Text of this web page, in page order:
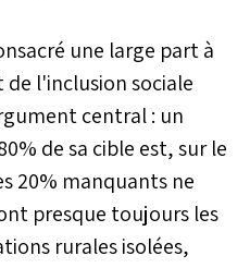
une large part à
l'inclusion sociale
central : un
de sa cible est, sur le
20% manquants ne
presque toujours les
rurales isolées,